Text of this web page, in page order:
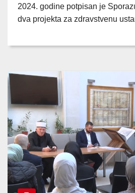
2024. godine potpisan je
dva projekta za zdravstvenu